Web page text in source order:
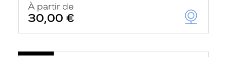
À partir de
30,00 €